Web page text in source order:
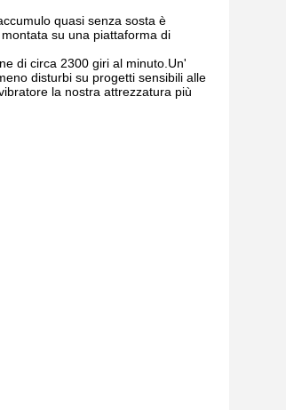
quasi senza sosta è
su una piattaforma di
di circa 2300 giri al minuto.Un'
disturbi su progetti sensibili alle
la nostra attrezzatura più